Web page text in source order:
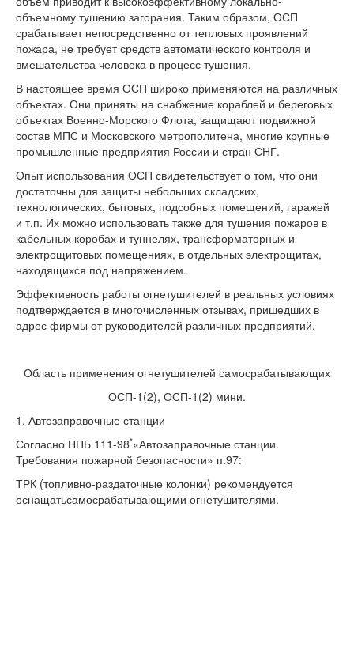
объемному тушению загорания. Таким образом, ОСП
срабатывает непосредственно от тепловых проявлений
пожара, не требует средств автоматического контроля и
вмешательства человека в процесс тушения.
В настоящее время ОСП широко применяются на различных
объектах. Они приняты на снабжение кораблей и береговых
объектах Военно-Морского Флота, защищают подвижной
состав МПС и Московского метрополитена, многие крупные
промышленные предприятия России и стран СНГ.
Опыт использования ОСП свидетельствует о том, что они
достаточны для защиты небольших складских,
технологических, бытовых, подсобных помещений, гаражей
и т.п. Их можно использовать также для тушения пожаров в
кабельных коробах и туннелях, трансформаторных и
электрощитовых помещениях, в отдельных электрощитах,
находящихся под напряжением.
Эффективность работы огнетушителей в реальных условиях
подтверждается в многочисленных отзывах, пришедших в
адрес фирмы от руководителей различных предприятий.
Область применения огнетушителей самосрабатывающих
ОСП-1(2), ОСП-1(2) мини.
1. Автозаправочные станции
Согласно НПБ 111-98*«Автозаправочные станции.
Требования пожарной безопасности» п.97:
ТРК (топливно-раздаточные колонки) рекомендуется
оснащатьсамосрабатывающими огнетушителями.